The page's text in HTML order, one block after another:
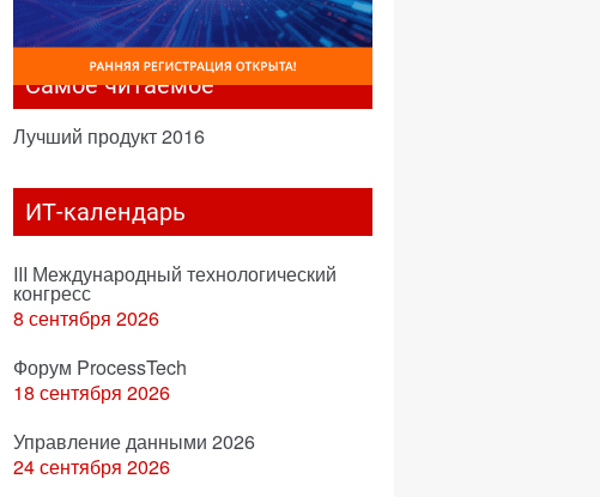
Самое читаемое
Лучший продукт 2016
ИТ-календарь
III Международный технологический
конгресс
8 сентября 2026
Форум ProcessTech
18 сентября 2026
Управление данными 2026
24 сентября 2026